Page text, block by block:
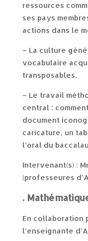
ressources
ses pays
actions dans le
– La culture
vocabulaire
transposables.
– Le travail
central :
document
caricature, un
l’oral du
Intervenant(s) :
(professeures
.
En collaboration
l’enseignante